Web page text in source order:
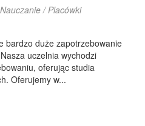
Nauczanie / Placówki
bardzo duże zapotrzebowanie
uczelnia wychodzi
oferując studia
Oferujemy w...